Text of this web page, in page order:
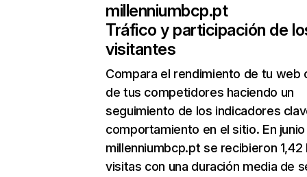
millenniumbcp.pt
Tráfico y participación de
visitantes
Compara el rendimiento de tu web
de tus competidores haciendo un
seguimiento de los indicadores
comportamiento en el sitio. En junio
millenniumbcp.pt se recibieron 1,42
visitas con una duración media de